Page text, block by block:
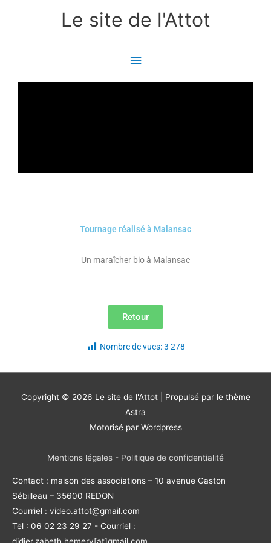
Le site de l'Attot
Menu
Tournage réalisé à Malansac
Un maraîcher bio à Malansac
Retour
Nombre de vues:3 278
Copyright © 2026 Le site de l'Attot| Propulsé par le thème
Astra
Motorisé par Wordpress
Mentions légales - Politique de confidentialité
Contact : maison des associations – 10 avenue Gaston
Sébilleau – 35600 REDON
Courriel : video.attot@gmail.com
Tel : 06 02 23 29 27 - Courriel :